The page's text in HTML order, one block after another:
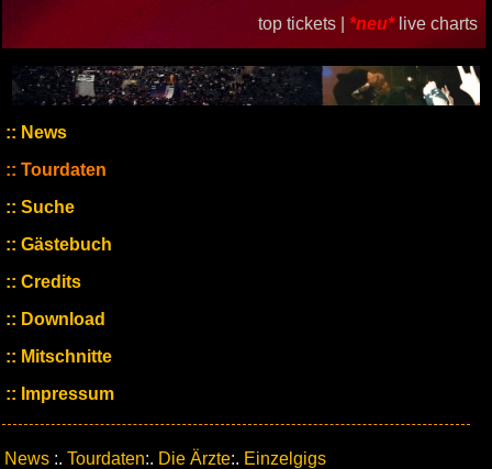
top tickets | *neu* live charts
News
Tourdaten
Suche
Gästebuch
Credits
Download
Mitschnitte
Impressum
News :. Tourdaten:. Die Ärzte:. Einzelgigs